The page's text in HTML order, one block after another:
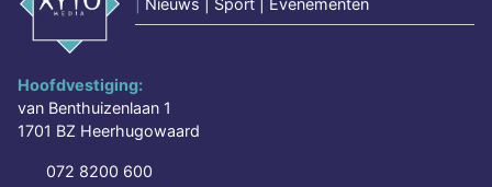
Nieuws | Sport | Evenementen
Hoofdvestiging:
van Benthuizenlaan 1
1701 BZ Heerhugowaard
072 8200 600